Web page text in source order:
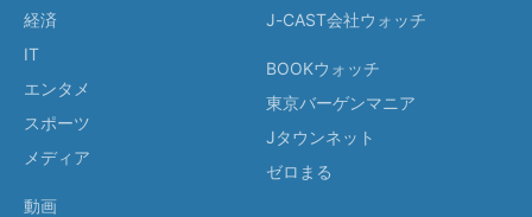
経済
IT
エンタメ
スポーツ
メディア
動画
J-CAST会社ウォッチ
BOOKウォッチ
東京バーゲンマニア
Jタウンネット
ゼロまる